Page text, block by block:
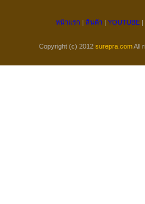
หน้าแรก สินค้า YOUTUBE
Copyright (c) 2012 surepra.comAll